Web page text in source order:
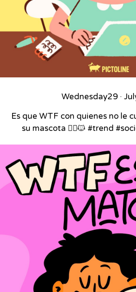
Wednesday29 ·
Es que WTF con quienes no le
su mascota 🙂‍↕️🐱 #trend